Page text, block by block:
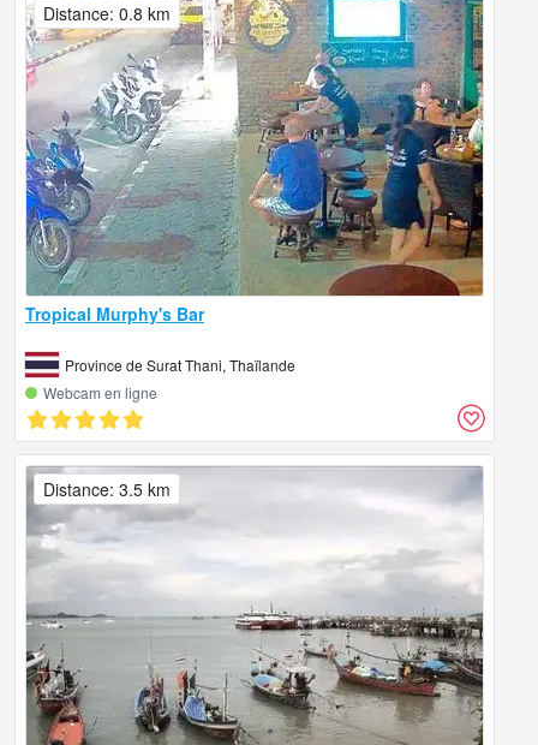
Tropical Murphy's Bar
Province de Surat Thani, Thaïlande
Webcam en ligne
Distance: 0.8 km
Distance: 3.5 km